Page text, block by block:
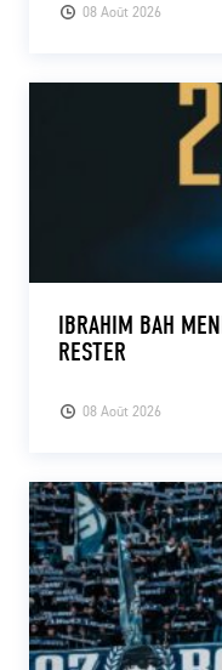
08 Août 2026
08 Août 2026
IBRAHIM BAH
RESTER